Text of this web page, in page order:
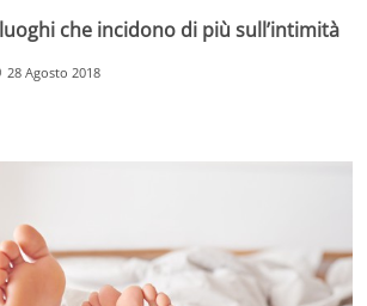
che incidono di più sull’intimità
28 Agosto 2018